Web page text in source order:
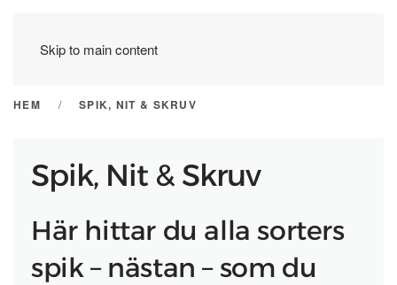
Skip to main content
HEM SPIK, NIT & SKRUV
Spik, Nit & Skruv
Här hittar du alla sorters
spik – nästan – som du